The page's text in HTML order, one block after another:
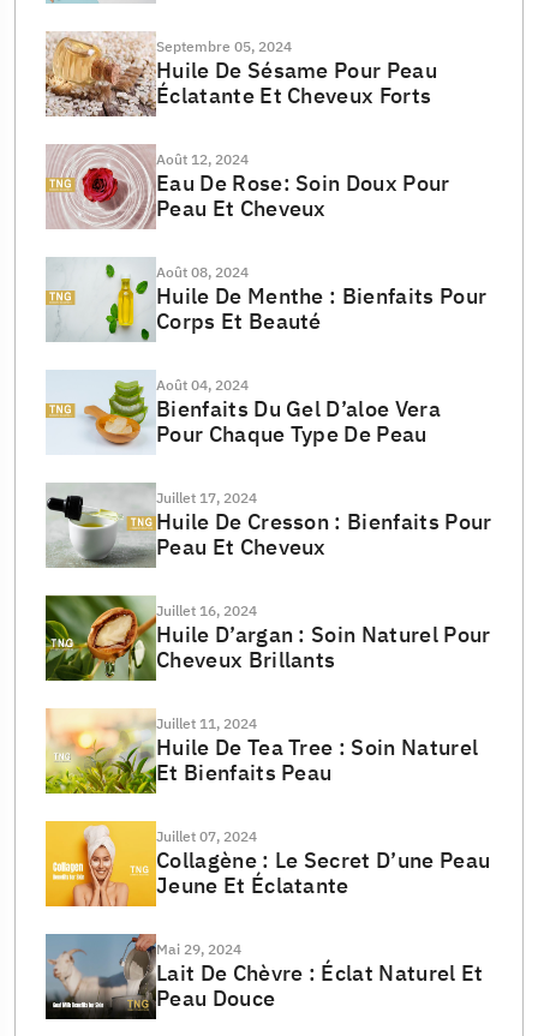
Septembre 05, 2024
Huile De Sésame Pour Peau
Éclatante Et Cheveux Forts
Août 12, 2024
Eau De Rose: Soin Doux Pour
Peau Et Cheveux
Août 08, 2024
Huile De Menthe : Bienfaits Pour
Corps Et Beauté
Août 04, 2024
Bienfaits Du Gel D’aloe Vera
Pour Chaque Type De Peau
Juillet 17, 2024
Huile De Cresson : Bienfaits Pour
Peau Et Cheveux
Juillet 16, 2024
Huile D’argan : Soin Naturel Pour
Cheveux Brillants
Juillet 11, 2024
Huile De Tea Tree : Soin Naturel
Et Bienfaits Peau
Juillet 07, 2024
Collagène : Le Secret D’une Peau
Jeune Et Éclatante
Mai 29, 2024
Lait De Chèvre : Éclat Naturel Et
Peau Douce